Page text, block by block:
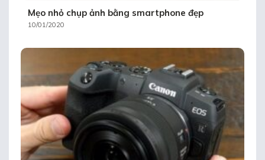
Mẹo nhỏ chụp ảnh bằng smartphone đẹp
10/01/2020